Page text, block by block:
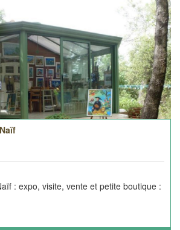
: expo, visite, vente et petite boutique :